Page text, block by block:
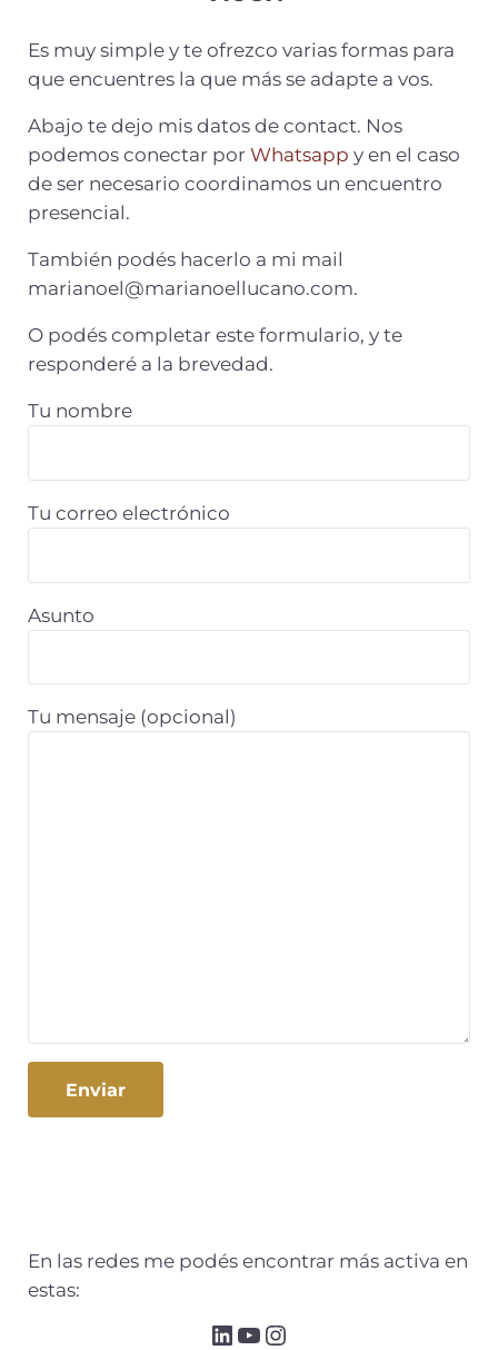
Es muy simple y te ofrezco varias formas para
que encuentres la que más se adapte a vos.
Abajo te dejo mis datos de contact. Nos
podemos conectar por Whatsapp y en el caso
de ser necesario coordinamos un encuentro
presencial.
También podés hacerlo a mi mail
marianoel@marianoellucano.com.
O podés completar este formulario, y te
responderé a la brevedad.
Tu nombre
Tu correo electrónico
Asunto
Tu mensaje (opcional)
En las redes me podés encontrar más activa en
estas: